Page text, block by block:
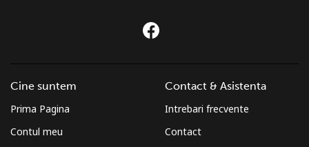
Cine suntem
Prima Pagina
Contul meu
Contact & Asistenta
Intrebari frecvente
Contact